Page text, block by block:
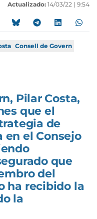
Actualizado: 14/03/22 | 9:54
Consell de Govern
Pilar Costa,
que el
de
en el Consejo
que
del
ha recibido la
la